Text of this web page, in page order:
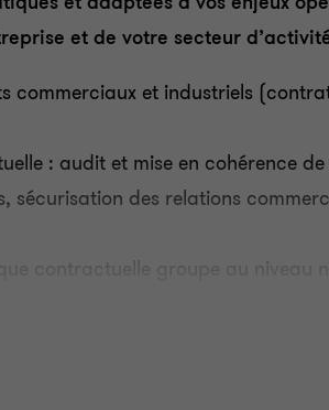
et de votre secteur
commerciaux et industriels
: audit et mise en cohérence
sécurisation des relations
contractuelle groupe au niveau